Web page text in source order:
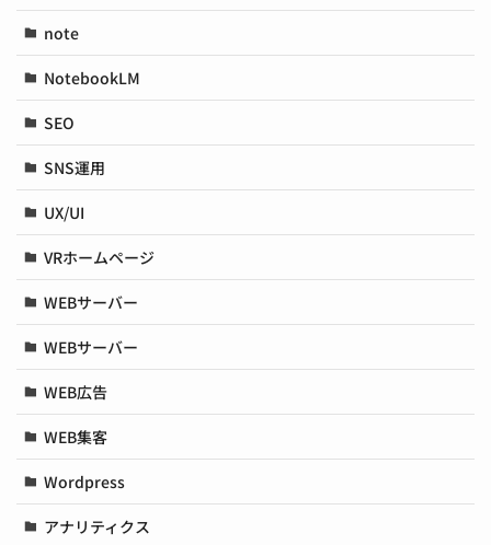
note
NotebookLM
SEO
SNS運用
UX/UI
VRホームページ
WEBサーバー
WEBサーバー
WEB広告
WEB集客
Wordpress
アナリティクス